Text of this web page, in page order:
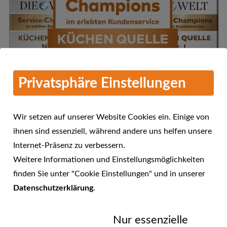
Mehr Informationen
KÜCHEN QUELLE - Service-
Champions 2016 im erlebten
Privatsphäre Einstellungen
Wir setzen auf unserer Website Cookies ein. Einige von
ihnen sind essenziell, während andere uns helfen unsere
Internet-Präsenz zu verbessern.
Weitere Informationen und Einstellungsmöglichkeiten
finden Sie unter "Cookie Einstellungen" und in unserer
Datenschutzerklärung.
Nur essenzielle